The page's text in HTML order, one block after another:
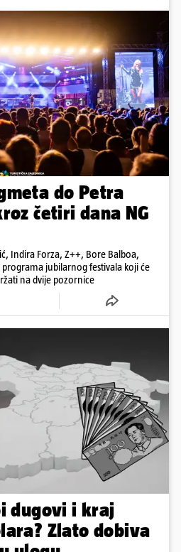
do Petra
četiri dana NG
Indira Forza, Z++, Bore Balboa,
programa jubilarnog festivala koji će
na dvije pozornice
dugovi i kraj
Zlato dobiva